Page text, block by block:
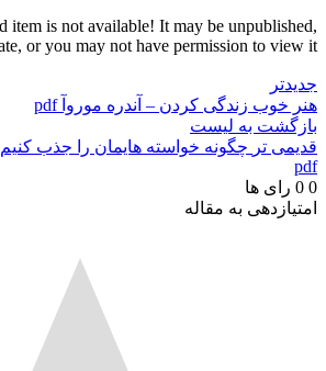
item is not available! It may be unpublished,
or you may not have permission to view it.
جدیدتر
هنر خوب زندگی کردن – آندره موروآ pdf
بازگشت به لیست
قدیمی تر چگونه خواسته هایمان را جذب
pdf
0
0 رای ها
امتیازدهی به مقاله